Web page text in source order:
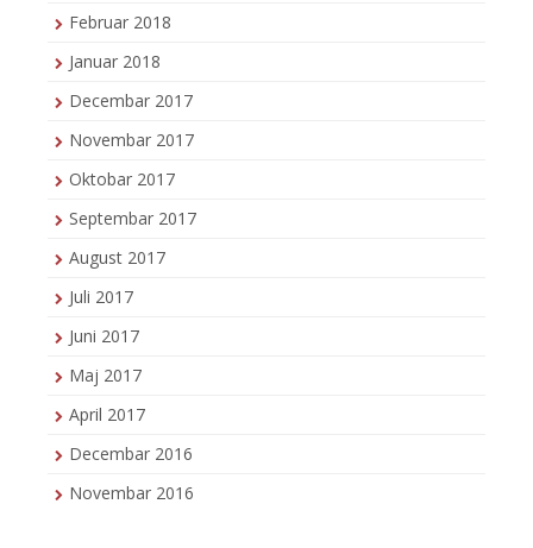
Februar 2018
Januar 2018
Decembar 2017
Novembar 2017
Oktobar 2017
Septembar 2017
August 2017
Juli 2017
Juni 2017
Maj 2017
April 2017
Decembar 2016
Novembar 2016